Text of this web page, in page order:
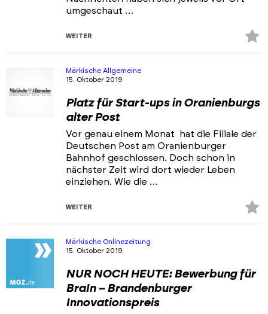
umgeschaut …
WEITER
Märkische Allgemeine
15. Oktober 2019
Platz für Start-ups in Oranienburgs
alter Post
Vor genau einem Monat hat die Filiale der
Deutschen Post am Oranienburger
Bahnhof geschlossen. Doch schon in
nächster Zeit wird dort wieder Leben
einziehen. Wie die …
WEITER
Märkische Onlinezeitung
15. Oktober 2019
NUR NOCH HEUTE: Bewerbung für
BraIn – Brandenburger
Innovationspreis